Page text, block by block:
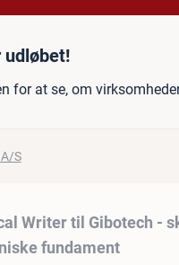
Technical
udløbet!
for at se, om
S
Writer til Gibotech -
fundament